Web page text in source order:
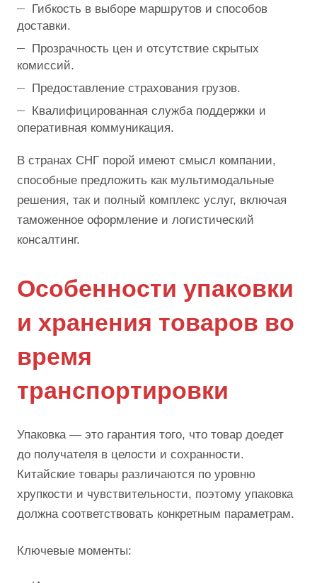
Гибкость в выборе маршрутов и способов
доставки.
Прозрачность цен и отсутствие скрытых
комиссий.
Предоставление страхования грузов.
Квалифицированная служба поддержки и
оперативная коммуникация.
В странах СНГ порой имеют смысл компании,
способные предложить как мультимодальные
решения, так и полный комплекс услуг, включая
таможенное оформление и логистический
консалтинг.
Особенности упаковки
и хранения товаров во
время
транспортировки
Упаковка — это гарантия того, что товар доедет
до получателя в целости и сохранности.
Китайские товары различаются по уровню
хрупкости и чувствительности, поэтому упаковка
должна соответствовать конкретным параметрам.
Ключевые моменты: